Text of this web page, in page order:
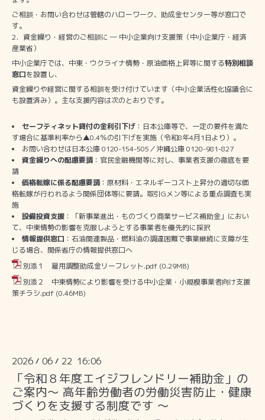
ご相談・お問い合わせは管轄のハローワーク、助成金センター等が窓口で
す。
2．資金繰り・経営のご相談に ― 中小企業向け支援策（中小企業庁・経済
産業省）
中小企業庁では、中東・ウクライナ情勢・原油価格上昇等に関する特別相談
窓口を設置し、
資金繰りや経営に関する相談を受け付けています（中小企業活性化協議会に
も設置済み）。主な支援内容は次のとおりです。
セーフティネット貸付の金利引下げ ：日本公庫等で、一定の要件を満た
す場合に基準利率から▲0.4％の引下げを実施（令和8年4月1日より）。
お問い合わせは日本公庫 0120-154-505／沖縄公庫 0120-981-827
資金繰りへの配慮要請 ：官民金融機関等に対し、事業者支援の徹底を要
請
価格転嫁に係る配慮要請 ：原材料・エネルギーコスト上昇分の適切な価
格転嫁が行われるよう関係団体等に要請。取引Gメン等による重点調査も実
施
設備投資支援 ：「新事業進出・ものづくり商業サービス補助金」におい
て、中東情勢の影響を克服しようとする事業者を優先的に採択
情報提供窓口 ：石油関連製品・燃料油の調達困難で事業継続に支障が生
じる場合、関係省庁の情報提供窓口へ
別添１ 雇用調整助成金リーフレット.pdf (0.29MB)
別添２ 中東情勢により影響を受ける中小企業・小規模事業者向け支援
策チラシ.pdf (0.46MB)
2026 / 06 / 22 16:06
「令和８年度エイジフレンドリー補助金」の
ご案内～ 高年齢労働者の労働災害防止・健康
づくりを支援する制度です ～